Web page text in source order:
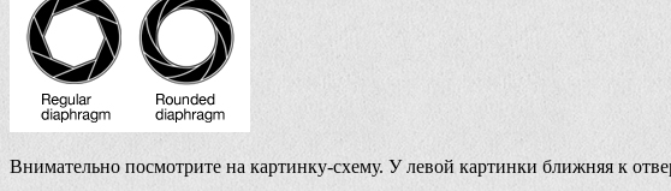
Внимательно посмотрите на картинку-схему. У левой картинки ближняя к